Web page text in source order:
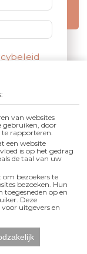
van websites
gebruiken, door
rapporteren.
een website
is op het gedrag
de taal van uw
bezoekers te
bezoeken. Hun
toegesneden op en
Deze
uitgevers en